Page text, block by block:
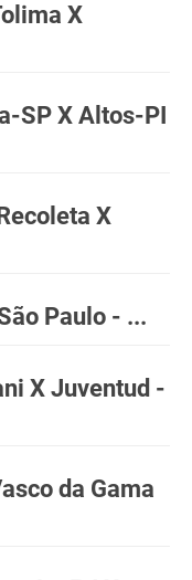
X
SP X Altos-PI
X
Paulo - ...
X Juventud -
da Gama